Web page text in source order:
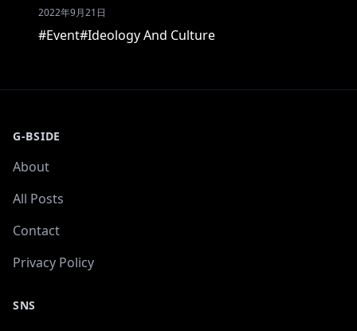
2022年9月21日
#Event#Ideology And Culture
G-BSIDE
About
All Posts
Contact
Privacy Policy
SNS